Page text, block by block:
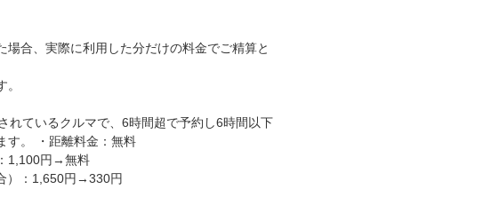
合、実際に利用した分だけの料金でご精算と
れているクルマで、6時間超で予約し6時間以下
す。 ・距離料金：無料
1,100円→無料
）：1,650円→330円